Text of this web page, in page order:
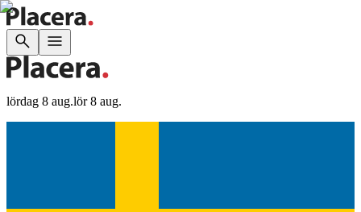
lördag 8 aug.lör 8 aug.